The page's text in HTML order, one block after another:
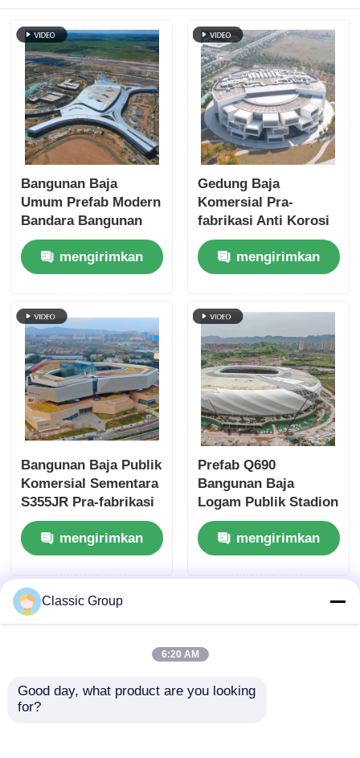
Bangunan Baja
Umum Prefab Modern
Bandara Bangunan
Komersial Kerangka
Modularmengirimkan
Gedung Baja
Komersial Pra-
fabrikasi Anti Korosi
Struktur Aula
Pameranmengirimkan
Bangunan Baja Publik
Komersial Sementara
S355JR Pra-fabrikasi
Kustom
mengirimkan
permintaan
Prefab Q690
Bangunan Baja
Logam Publik Stadion
Toko
mengirimkan
permintaan
Classic Group
6:20 AM
Good day, what product are you looking
for?